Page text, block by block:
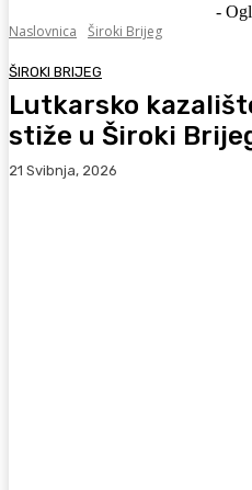
-
Naslovnica
Široki Brijeg
ŠIROKI BRIJEG
Lutkarsko
stiže u Široki
21 Svibnja, 2026